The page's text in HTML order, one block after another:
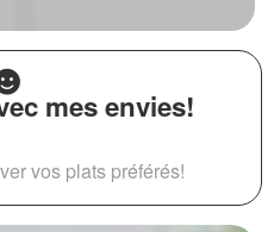
mes envies!
vos plats préférés!